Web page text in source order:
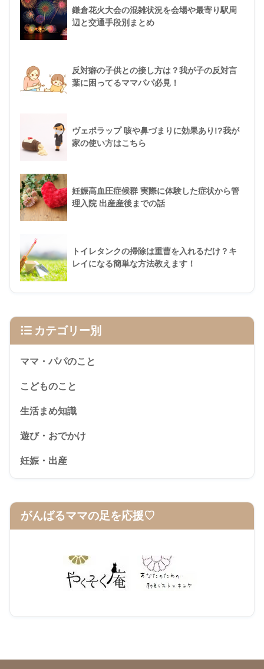
鎌倉花火大会の混雑状況を会場や最寄り駅周
辺と交通手段別まとめ
反対癖の子供との接し方は？我が子の反対言
葉に困ってるママパパ必見！
ヴェポラップ 咳や鼻づまりに効果あり!?我が
家の使い方はこちら
妊娠高血圧症候群 実際に体験した症状から管
理入院 出産産後までの話
トイレタンクの掃除は重曹を入れるだけ？キ
レイになる簡単な方法教えます！
カテゴリー別
ママ・パパのこと
こどものこと
生活まめ知識
遊び・おでかけ
妊娠・出産
がんばるママの足を応援♡